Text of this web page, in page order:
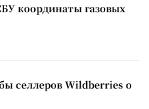
координаты газовых
селлеров Wildberries о